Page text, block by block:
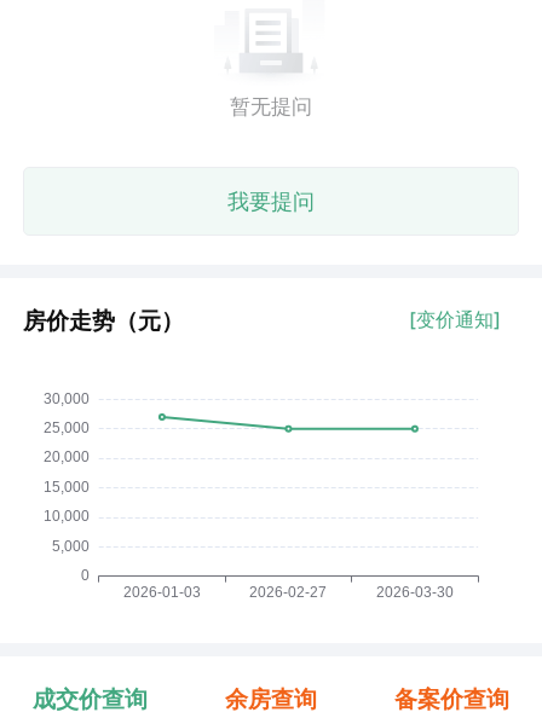
暂无提问
我要提问
房价走势（元） [变价通知]
成交价查询 余房查询 备案价查询